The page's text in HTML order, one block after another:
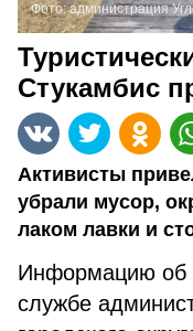
Фото:администрация
Стукамбис
Активисты
убрали мусор,
лаком лавки и
Информацию об
службе